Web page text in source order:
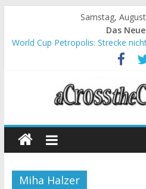
Samstag,
Das
World Cup Petropolis: Strecke
Krumbach und
Supercup Massi Banyoles: Siege
Halbzeit beim Andalucia Bike
Chelva: Schweizer Doppelsieg
Miha Halzer